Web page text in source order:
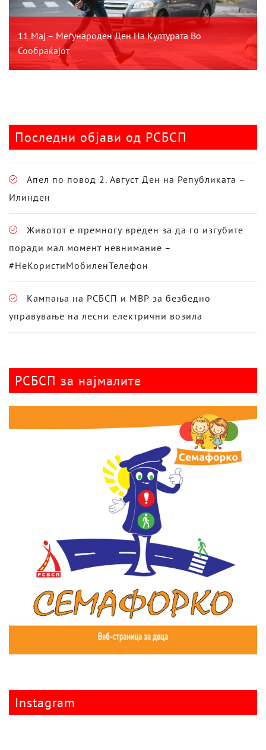
11 Мај – Меѓународен Ден На Културата Во
Сообраќајот
Последни објави од РСБСП
Апел по повод 2. Август Ден на Републиката –
Илинден
Животот е премногу вреден за да го изгубите
поради мал момент невнимание –
#НеКористиМобиленТелефон
Кампања на РСБСП и МВР за безбедно
управување на лесни електрични возила
РСБСП за најмалите
Instagram